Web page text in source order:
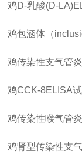
鸡D-乳酸(D-
鸡包涵体（
鸡传染性支气管
鸡CCK-8ELISA
鸡传染性喉气管
鸡肾型传染性支